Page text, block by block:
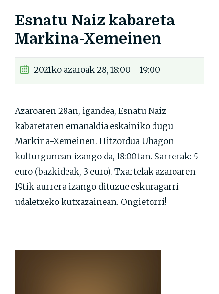
Esnatu Naiz kabareta
Markina-Xemeinen
2021ko azaroak 28, 18:00 - 19:00
Azaroaren 28an, igandea, Esnatu Naiz
kabaretaren emanaldia eskainiko dugu
Markina-Xemeinen. Hitzordua Uhagon
kulturgunean izango da, 18:00tan. Sarrerak: 5
euro (bazkideak, 3 euro). Txartelak azaroaren
19tik aurrera izango dituzue eskuragarri
udaletxeko kutxazainean. Ongietorri!